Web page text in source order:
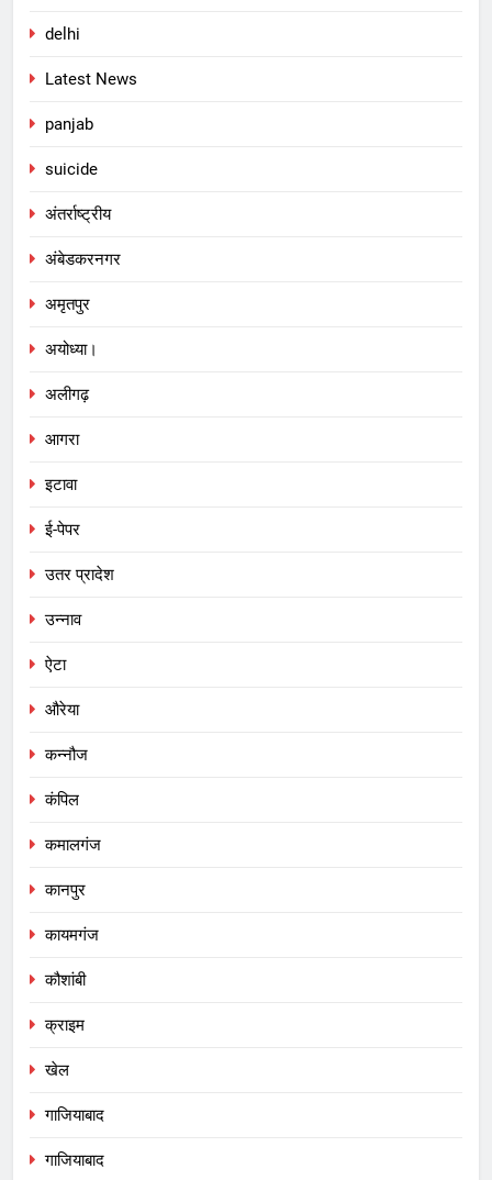
delhi
Latest News
panjab
suicide
अंतर्राष्ट्रीय
अंबेडकरनगर
अमृतपुर
अयोध्या।
अलीगढ़
आगरा
इटावा
ई-पेपर
उतर प्रादेश
उन्नाव
ऐटा
औरेया
कन्नौज
कंपिल
कमालगंज
कानपुर
कायमगंज
कौशांबी
क्राइम
खेल
गाजियाबाद
गाजियाबाद